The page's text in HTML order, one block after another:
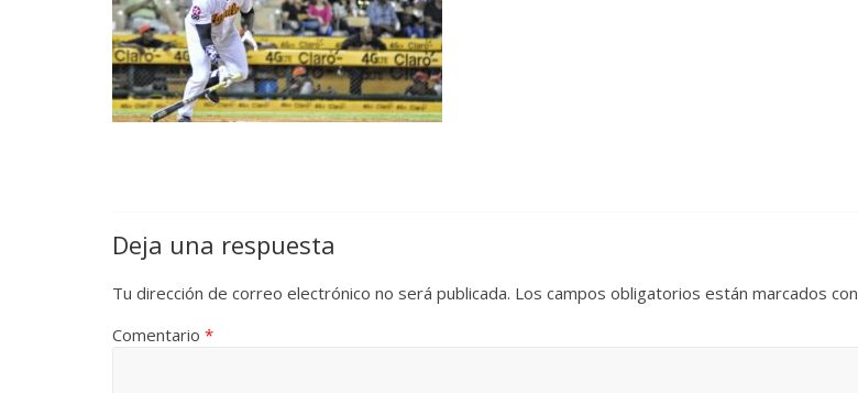
Deja una respuesta
Tu dirección de correo electrónico no será publicada. Los campos obligatorios están marcados con
Comentario *